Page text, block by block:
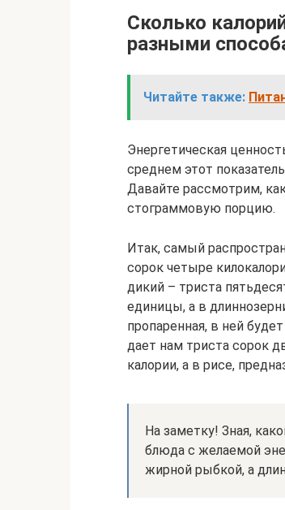
Сколько
разными
Читайте также:
Энергетическая
среднем этот
Давайте рассмотрим,
стограммовую порцию.
Итак, самый
сорок четыре
дикий – триста
единицы, а в
пропаренная, в ней
дает нам триста сорок
калории, а в рисе,
На заметку! Зная,
блюда с желаемой
жирной рыбкой, а